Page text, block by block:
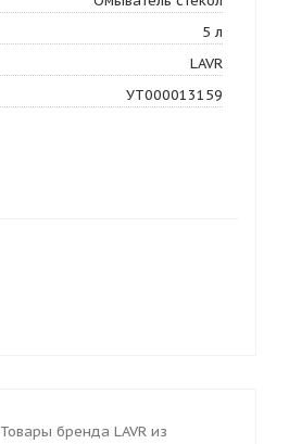
5 л
LAVR
УТ000013159
Товары бренда LAVR из